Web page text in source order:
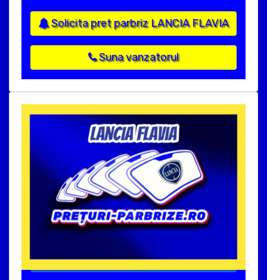
Solicita pret parbriz LANCIA FLAVIA
Suna vanzatorul